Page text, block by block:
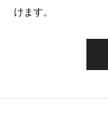
けます。